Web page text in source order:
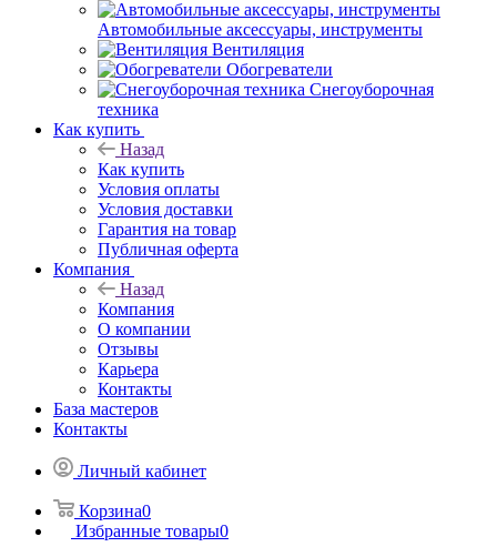
Автомобильные аксессуары, инструменты
Вентиляция
Обогреватели
Снегоуборочная
техника
Как купить
Назад
Как купить
Условия оплаты
Условия доставки
Гарантия на товар
Публичная оферта
Компания
Назад
Компания
О компании
Отзывы
Карьера
Контакты
База мастеров
Контакты
Личный кабинет
Корзина0
Избранные товары0